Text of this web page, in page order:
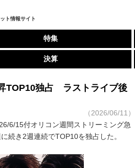
ト情報サイト
特集
決算
TOP10独占 ラストライブ後
（2026/06/11）
6/15付オリコン週間ストリーミング急
続き2週連続でTOP10を独占した。